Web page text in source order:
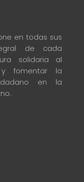
en todas sus
de cada
solidaria al
fomentar la
en la
.